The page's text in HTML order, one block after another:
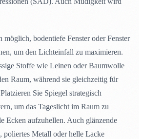
möglich, bodentiefe Fenster oder Fenster
um den Lichteinfall zu maximieren.
Stoffe wie Leinen oder Baumwolle
Raum, während sie gleichzeitig für
Sie Spiegel strategisch
um das Tageslicht im Raum zu
Ecken aufzuhellen. Auch glänzende
poliertes Metall oder helle Lacke